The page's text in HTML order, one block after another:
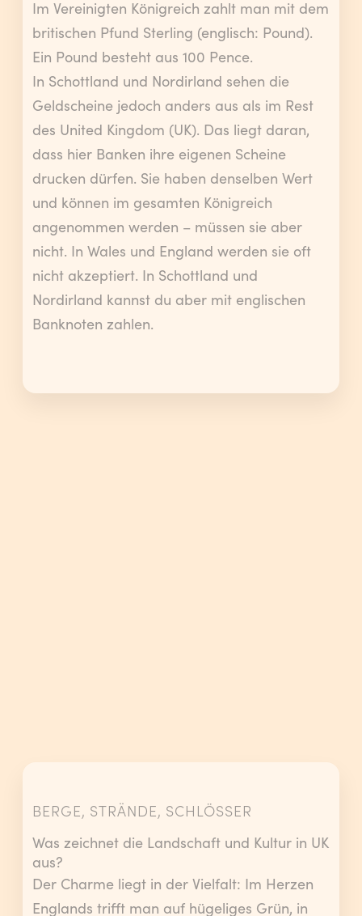
Im Vereinigten Königreich zahlt man mit dem
britischen Pfund Sterling (englisch: Pound).
Ein Pound besteht aus 100 Pence.
In Schottland und Nordirland sehen die
Geldscheine jedoch anders aus als im Rest
des United Kingdom (UK). Das liegt daran,
dass hier Banken ihre eigenen Scheine
drucken dürfen. Sie haben denselben Wert
und können im gesamten Königreich
angenommen werden – müssen sie aber
nicht. In Wales und England werden sie oft
nicht akzeptiert. In Schottland und
Nordirland kannst du aber mit englischen
Banknoten zahlen.
BERGE, STRÄNDE, SCHLÖSSER
Was zeichnet die Landschaft und Kultur in UK
aus?
Der Charme liegt in der Vielfalt: Im Herzen
Englands trifft man auf hügeliges Grün, in